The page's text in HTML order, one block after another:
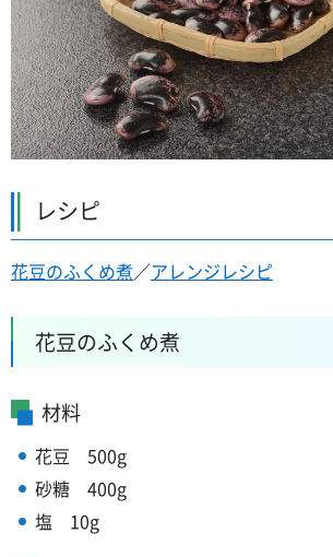
レシピ
花豆のふくめ煮／アレンジレシピ
花豆のふくめ煮
材料
花豆 500g
砂糖
400g
塩
10g